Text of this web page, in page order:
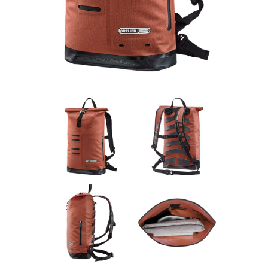
Rucksäcke
Schlösser